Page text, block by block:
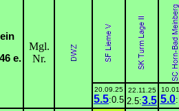
e.
Mgl.
Nr.
20.09.25
5.5:0.5
22.11.25
2.5:3.5 5.0